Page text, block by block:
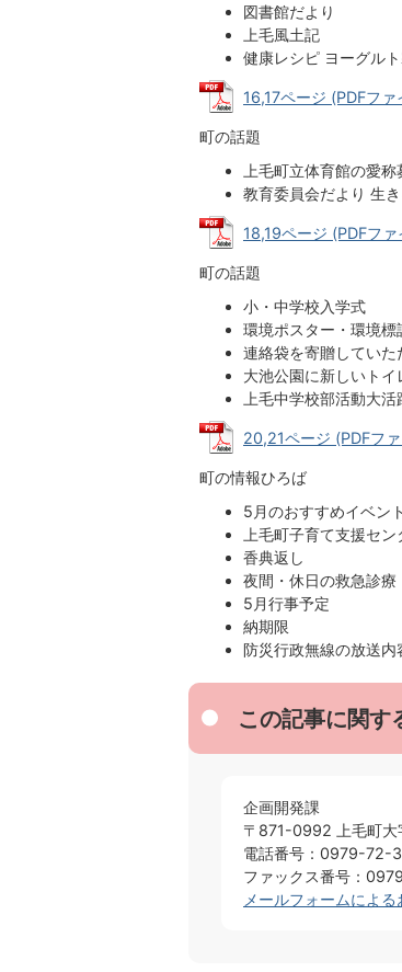
図書館だより
上毛風土記
健康レシピ ヨーグル
16,17ページ (PDFフ
町の話題
上毛町立体育館の愛称
教育委員会だより 生
18,19ページ (PDFフ
町の話題
小・中学校入学式
環境ポスター・環境標
連絡袋を寄贈していた
大池公園に新しいトイ
上毛中学校部活動大
20,21ページ (PDFフ
町の情報ひろば
5月のおすすめイベント
上毛町子育て支援セン
香典返し
夜間・休日の救急診療
5月行事予定
納期限
防災行政無線の放送内
この記事に関す
企画開発課
〒871-0992 上毛町大
電話番号：0979-72-
ファックス番号：
メールフォームによる